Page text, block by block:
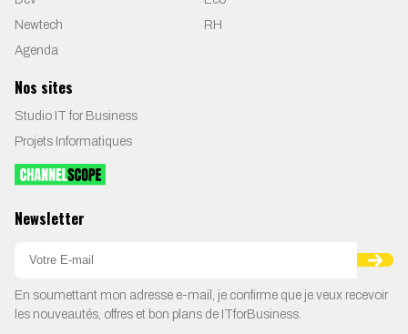
Newtech
RH
Agenda
Nos sites
Studio IT for Business
Projets Informatiques
Newsletter
En soumettant mon adresse e-mail, je confirme que je veux recevoir
les nouveautés, offres et bon plans de ITforBusiness.